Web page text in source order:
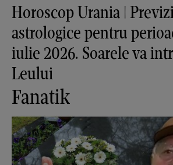
Horoscop Urania |
astrologice pentru
iulie 2026. Soarele va
Leului
Fanatik